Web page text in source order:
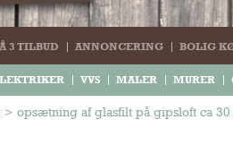
3 TILBUD ANNONCERING BOLIG
VVS MALER MURER
> opsætning af glasfilt på gipsloft ca 30